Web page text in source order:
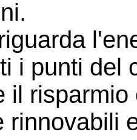
i punti del
il
rinnovabili